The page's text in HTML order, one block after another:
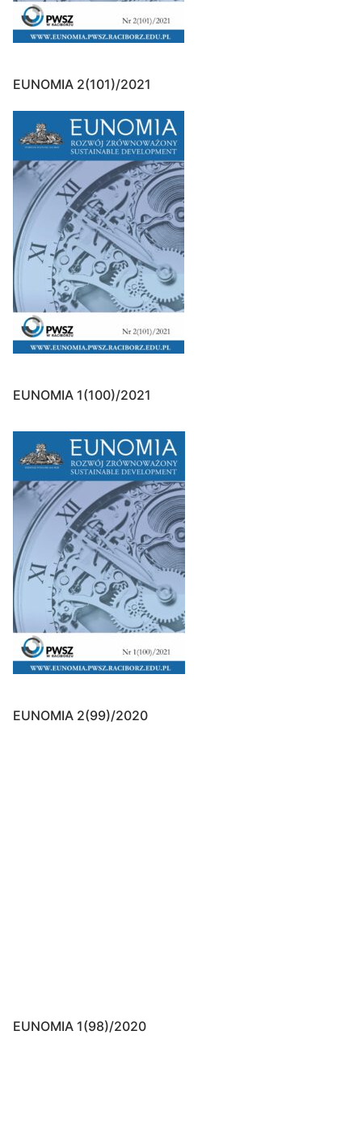
EUNOMIA 2(101)/2021
EUNOMIA 1(100)/2021
EUNOMIA 2(99)/2020
EUNOMIA 1(98)/2020